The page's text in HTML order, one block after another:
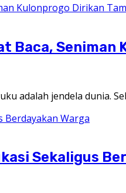
Baca, Seniman
adalah jendela dunia.
Sekaligus